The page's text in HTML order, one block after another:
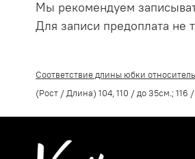
Мы рекомендуем
Для записи предоплата не
Соответствие длины юбки
(Рост / Длина) 104, 110 / до 35см.; 116